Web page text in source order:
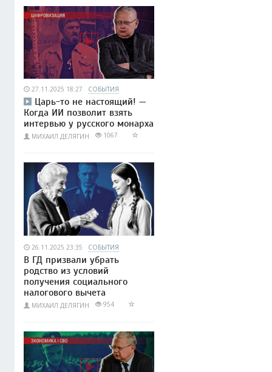
27.11.2025 18:27 СОБЫТИЯ
Царь-то не настоящий! —
Когда ИИ позволит взять
интервью у русского монарха
МИХАИЛ ДЕЛЯГИН 1067
26.11.2025 23:35 СОБЫТИЯ
В ГД призвали убрать
родство из условий
получения социального
налогового вычета
МИХАИЛ ДЕЛЯГИН 954